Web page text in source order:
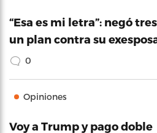
“Esa es mi letra”: negó
un plan contra su
0
Opiniones
Voy a Trump y pago doble